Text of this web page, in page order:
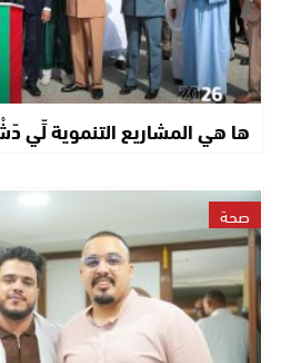
ها هي المشاريع التنموية لِّي
صحة